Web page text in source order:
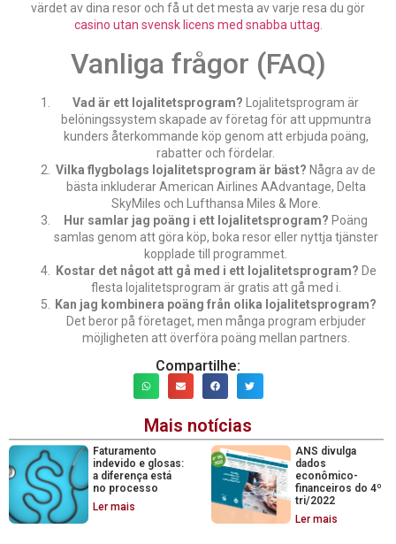
värdet av dina resor och få ut det mesta av varje resa du gör
casino utan svensk licens med snabba uttag.
Vanliga frågor (FAQ)
Vad är ett lojalitetsprogram? Lojalitetsprogram är
belöningssystem skapade av företag för att uppmuntra
kunders återkommande köp genom att erbjuda poäng,
rabatter och fördelar.
Vilka flygbolags lojalitetsprogram är bäst? Några av de
bästa inkluderar American Airlines AAdvantage, Delta
SkyMiles och Lufthansa Miles & More.
Hur samlar jag poäng i ett lojalitetsprogram? Poäng
samlas genom att göra köp, boka resor eller nyttja tjänster
kopplade till programmet.
Kostar det något att gå med i ett lojalitetsprogram? De
flesta lojalitetsprogram är gratis att gå med i.
Kan jag kombinera poäng från olika lojalitetsprogram?
Det beror på företaget, men många program erbjuder
möjligheten att överföra poäng mellan partners.
Compartilhe:
Mais notícias
Faturamento
indevido e glosas:
a diferença está
no processo
Ler mais
ANS divulga
dados
econômico-
financeiros do 4º
tri/2022
Ler mais